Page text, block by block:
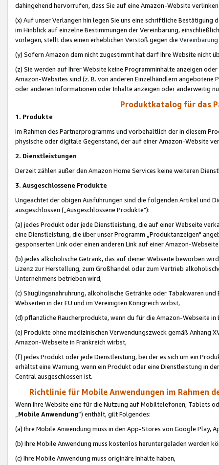
dahingehend hervorrufen, dass Sie auf eine Amazon-Website
(x) Auf unser Verlangen hin legen Sie uns eine schriftliche
im Hinblick auf einzelne Bestimmungen der Vereinbarung,
vorlegen, stellt dies einen erheblichen Verstoß gegen die Vereinbarung
(y) Sofern Amazon dem nicht zugestimmt hat darf Ihre Website nicht
(z) Sie werden auf Ihrer Website keine Programminhalte anzeigen
Amazon-Websites sind (z. B. von anderen Einzelhändlern
oder anderen Informationen oder Inhalte anzeigen oder anderweitig
Produktkatalog für das
1. Produkte
Im Rahmen des Partnerprogramms und vorbehaltlich der in diesem
physische oder digitale Gegenstand, der auf einer Amazon-Website
2. Dienstleistungen
Derzeit zählen außer den Amazon Home Services keine weiteren
3. Ausgeschlossene Produkte
Ungeachtet der obigen Ausführungen sind die folgenden Artikel und
ausgeschlossen („Ausgeschlossene Produkte"):
(a) jedes Produkt oder jede Dienstleistung, die auf einer Webseite
eine Dienstleistung, die über unser Programm „Produktanzeigen"
gesponserten Link oder einen anderen Link auf einer Amazon-
(b) jedes alkoholische Getränk, das auf deiner Webseite beworben
Lizenz zur Herstellung, zum Großhandel oder zum Vertrieb
Unternehmens betrieben wird,
(c) Säuglingsnahruhrung, alkoholische Getränke oder Tabakwaren
Webseiten in der EU und im Vereinigten Königreich wirbst,
(d) pflanzliche Raucherprodukte, wenn du für die Amazon-Webseite in
(e) Produkte ohne medizinischen Verwendungszweck gemäß Anhang
Amazon-Webseite in Frankreich wirbst,
(f) jedes Produkt oder jede Dienstleistung, bei der es sich um ein
erhältst eine Warnung, wenn ein Produkt oder eine Dienstleistung in
Central ausgeschlossen ist.
Richtlinie für Mobile Anwendungen im Rahmen
Wenn Ihre Website eine für die Nutzung auf Mobiltelefonen, Tablets
„Mobile Anwendung“) enthält, gilt Folgendes:
(a) Ihre Mobile Anwendung muss in den App-Stores von Google Play,
(b) Ihre Mobile Anwendung muss kostenlos heruntergeladen werden
(c) Ihre Mobile Anwendung muss originäre Inhalte haben,